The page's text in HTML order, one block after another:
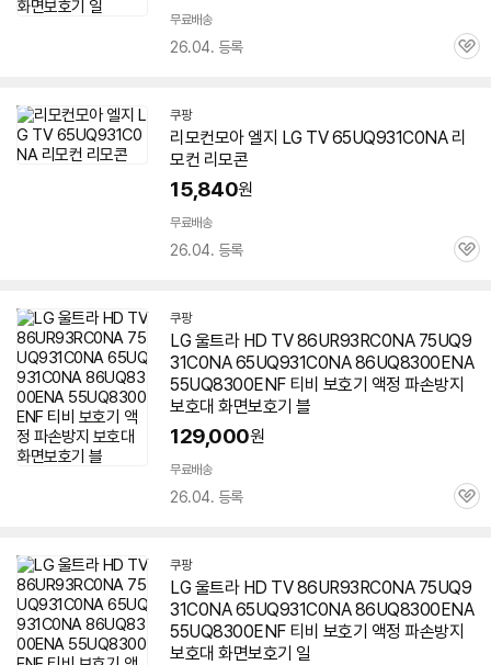
무료배송
26.04. 등록
관
쿠팡
리모컨모아 엘지 LG TV65UQ931C0NA리
모컨 리모콘
15,840원
무료배송
26.04. 등록
관
쿠팡
LG 울트라 HD TV 86UR93RC0NA 75UQ9
31C0NA65UQ931C0NA86UQ8300ENA
55UQ8300ENF 티비 보호기 액정 파손방지
보호대 화면보호기 블
129,000원
무료배송
26.04. 등록
관
쿠팡
LG 울트라 HD TV 86UR93RC0NA 75UQ9
31C0NA65UQ931C0NA86UQ8300ENA
55UQ8300ENF 티비 보호기 액정 파손방지
보호대 화면보호기 일